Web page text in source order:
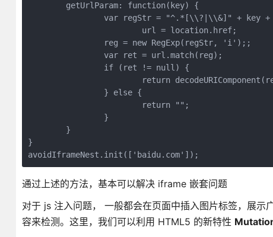
	getUrlParam: function(key) {
var regStr = "^.*[\\?|\\&]" + key
			url = location.href;
		reg = new RegExp(regStr, 'i');;
		var ret = url.match(reg);
		if (ret != null) {
return
		} else {
			return "";
		}
	}
}
avoidIframeNest.init(['baidu.com']);
通过上述的方法，基本可以解决 iframe 嵌套问题
对于 js 注入问题， 一般都会在页面中插入图片标签，展
容来检测。这里，我们可以利用 HTML5 的新特性